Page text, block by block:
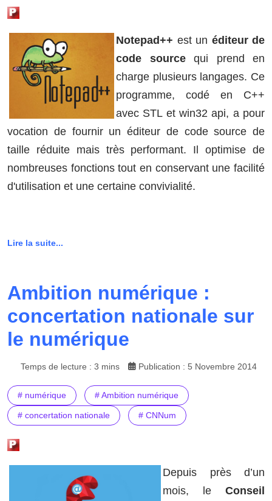
Notepad++ est un éditeur de
code sourcequi prend en
charge plusieurs langages. Ce
programme, codé en C++
avec STL et win32 api, a pour
vocation de fournir un éditeur de code source de
taille réduite mais très performant. Il optimise de
nombreuses fonctions tout en conservant une facilité
d'utilisation et une certaine convivialité.
Lire la suite...
Ambition numérique :
concertation nationale sur
le numérique
Temps de lecture : 3 mins Publication : 5 Novembre 2014
# numérique # Ambition numérique
# concertation nationale # CNNum
Depuis près d’un
mois, le Conseil